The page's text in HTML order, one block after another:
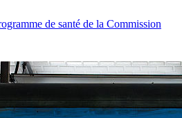
de santé de la Commission